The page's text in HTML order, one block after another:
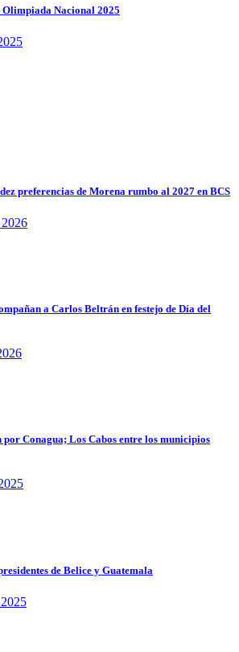
Olimpiada Nacional 2025
preferencias de Morena rumbo al 2027 en BCS
a Carlos Beltrán en festejo de Día del
por Conagua; Los Cabos entre los municipios
de Belice y Guatemala